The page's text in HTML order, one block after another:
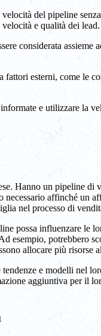
del pipeline
e qualità dei lead.
considerata
esterni, come le
e utilizzare la
Hanno un pipeline
affinché un
nel processo di
possa influenzare le
esempio, potrebbero
allocare più
e modelli nel
aggiuntiva per il